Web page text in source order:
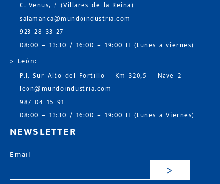
C. Venus, 7 (Villares de la Reina)
salamanca@mundoindustria.com
923 28 33 27
08:00 – 13:30 / 16:00 – 19:00 H (Lunes a viernes)
> León:
P.I. Sur Alto del Portillo – Km 320,5 – Nave 2
leon@mundoindustria.com
987 04 15 91
08:00 – 13:30 / 16:00 – 19:00 H (Lunes a Viernes)
NEWSLETTER
Email
>